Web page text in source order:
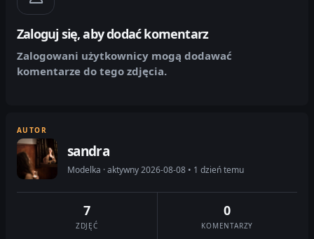
Zaloguj się, aby dodać komentarz
Zalogowani użytkownicy mogą dodawać
komentarze do tego zdjęcia.
AUTOR
sandra
Modelka · aktywny 2026-08-08 • 1 dzień temu
7
ZDJĘĆ
0
KOMENTARZY